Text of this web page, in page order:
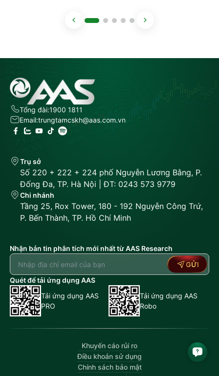
Tổng đài:1900 1811
Email:trungtamcskh@aas.com.vn
Trụ sở
Số 220 + 222 + 224 phố Nguyễn Lương Bằng, P.
Đống Đa, TP. Hà Nội | ĐT: 0243 573 9779
Chi nhánh
Tầng 25, Rox Tower, 180 - 192 Nguyễn Công Trứ,
P. Bến Thành, TP. Hồ Chí Minh
Nhận bản tin phân tích mới nhất từ AAS Research
GỬI
Quét để tải ứng dụng AAS
Tải ứng dụng AAS
PRO
Tải ứng dụng AAS
Robo
Khuyến cáo rủi ro
Điều khoản sử dụng
Chính sách bảo mật